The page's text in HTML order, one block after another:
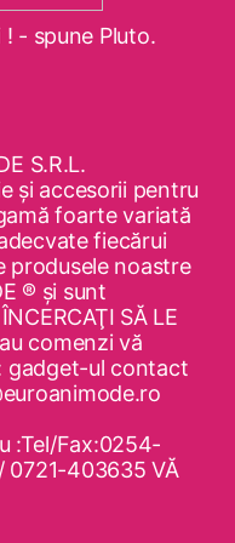
- spune Pluto.
S.R.L.
şi accesorii pentru
foarte variată
fiecărui
produsele noastre
® şi sunt
SĂ LE
comenzi vă
gadget-ul contact
:Tel/Fax:0254-
0721-403635 VĂ